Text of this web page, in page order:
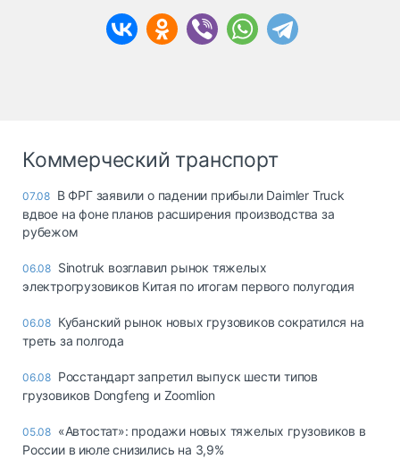
Коммерческий транспорт
07.08 В ФРГ заявили о падении прибыли Daimler Truck
вдвое на фоне планов расширения производства за
рубежом
06.08 Sinotruk возглавил рынок тяжелых
электрогрузовиков Китая по итогам первого полугодия
06.08 Кубанский рынок новых грузовиков сократился на
треть за полгода
06.08 Росстандарт запретил выпуск шести типов
грузовиков Dongfeng и Zoomlion
05.08 «Автостат»: продажи новых тяжелых грузовиков в
России в июле снизились на 3,9%